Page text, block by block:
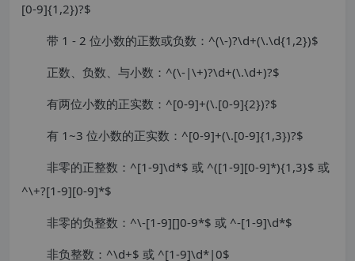
[0-9]{1,2})?$
带 1 - 2 位小数的正数或负数：^(\-)?\d+(\.\d{1,2})$
正数、负数、与小数：^(\-|\+)?\d+(\.\d+)?$
有两位小数的正实数：^[0-9]+(\.[0-9]{2})?$
有 1~3 位小数的正实数：^[0-9]+(\.[0-9]{1,3})?$
非零的正整数：^[1-9]\d*$ 或 ^([1-9][0-9]*){1,3}$ 或
^\+?[1-9][0-9]*$
非零的负整数：^\-[1-9][]0-9*$ 或 ^-[1-9]\d*$
非负整数：^\d+$ 或 ^[1-9]\d*|0$